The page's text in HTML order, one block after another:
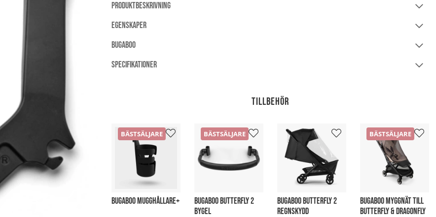
PRODUKTBESKRIVNING
EGENSKAPER
BUGABOO
SPECIFIKATIONER
Tillbehör
BÄSTSÄLJARE
BUGABOO MUGGHÅLLARE+
BÄSTSÄLJARE
BUGABOO BUTTERFLY 2
BYGEL
BUGABOO BUTTERFLY 2
REGNSKYDD
BÄSTSÄLJARE
BUGABOO MYGGNÄT TILL
BUTTERFLY & DRAGONFLY